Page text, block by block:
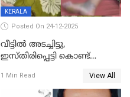
KERALA
Posted On 24-12-2025
വീട്ടിൽ അടച്ചിട്ടു,
ഇസ്തിരിപ്പെട്ടി കൊണ്ട്
ഗർഭിണിയായ യുവതിക്ക് ക്രൂര
1 Min Read View All